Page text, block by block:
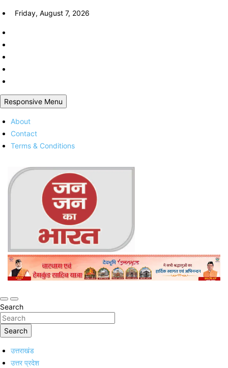
Skip
content
Friday, August 7, 2026
Responsive Menu
About
Contact
Terms & Conditions
Jan Jan Ka Bharat
Online Trending Hindi News Website
Search
Search
उत्तराखंड
उत्तर प्रदेश